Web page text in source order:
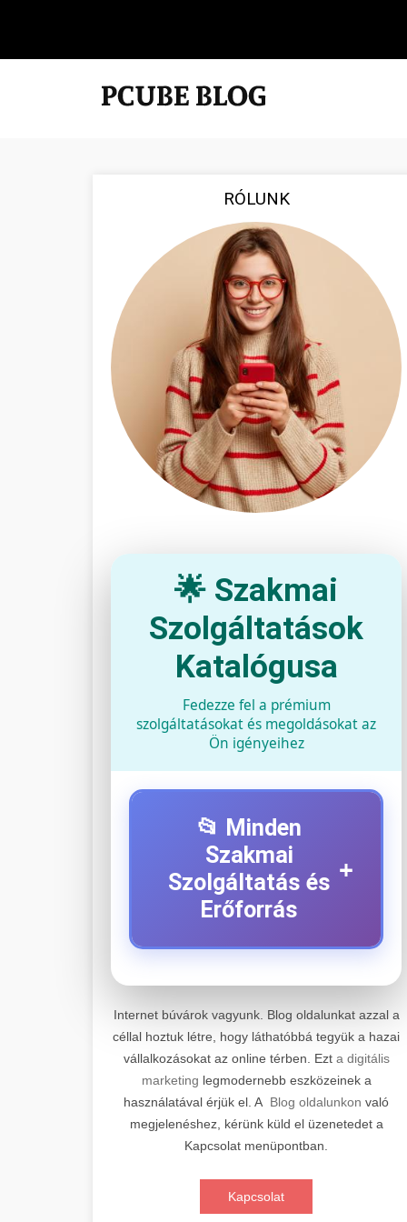
RÓLUNK
🌟 Szakmai
Szolgáltatások
Katalógusa
Fedezze fel a prémium
szolgáltatásokat és megoldásokat az
Ön igényeihez
📂 Minden
Szakmai
Szolgáltatás és
Erőforrás
+
+
Professzionális elektromos roller
javítási és karbantartási szolgáltatások.
Szakértő technikusaink minőségi
szervízt nyújtanak minden jelentős
márkához és modellhez.
Szervizközpont Látogatása
📊 2. Online Marketing
Ügynökség
+
Átfogó online marketing
szolgáltatások, beleértve a SEO-t,
közösségi média kezelést és digitális
hirdetéseket. Növekedés elérése
Elektromos Roller
Internet búvárok vagyunk. Blog oldalunkat azzal a
céllal hoztuk létre, hogy láthatóbbá tegyük a hazai
vállalkozásokat az online térben. Ezt a digitális
marketing legmodernebb eszközeinek a
használatával érjük el. A Blog oldalunkon való
megjelenéshez, kérünk küld el üzenetedet a
Kapcsolat menüpontban.
Kapcsolat